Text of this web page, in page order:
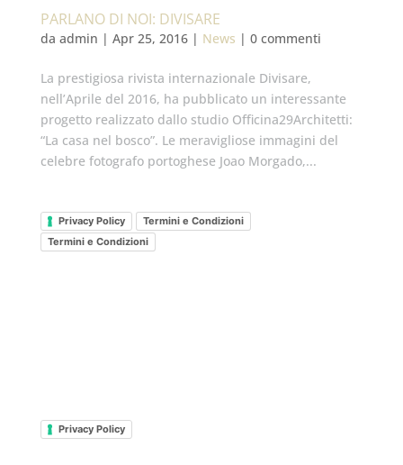
PARLANO DI NOI: DIVISARE
da admin | Apr 25, 2016| News | 0 commenti
La prestigiosa rivista internazionale Divisare,
nell’Aprile del 2016, ha pubblicato un interessante
progetto realizzato dallo studio Officina29Architetti:
“La casa nel bosco”. Le meravigliose immagini del
celebre fotografo portoghese Joao Morgado,...
Privacy Policy
Termini e Condizioni
Termini e Condizioni
Privacy Policy